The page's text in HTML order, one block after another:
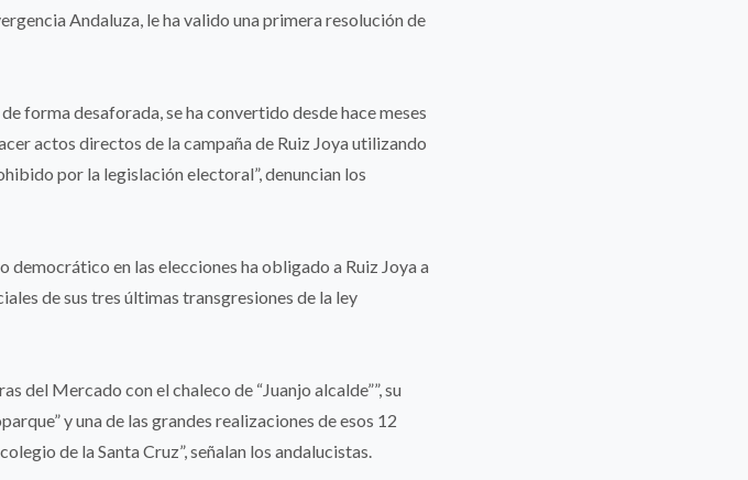
Andaluza, le ha valido una primera resolución de
forma desaforada, se ha convertido desde hace meses
actos directos de la campaña de Ruiz Joya utilizando
por la legislación electoral”, denuncian los
democrático en las elecciones ha obligado a Ruiz Joya a
de sus tres últimas transgresiones de la ley
del Mercado con el chaleco de “Juanjo alcalde””, su
y una de las grandes realizaciones de esos 12
de la Santa Cruz”, señalan los andalucistas.